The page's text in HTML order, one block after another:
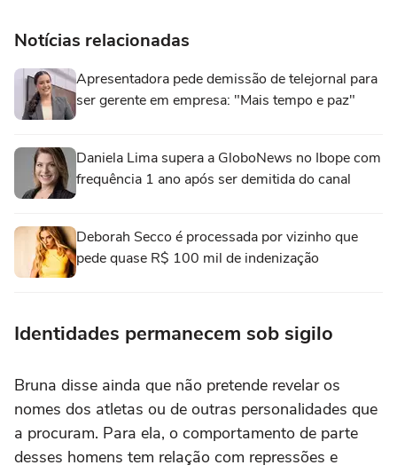
Notícias relacionadas
Apresentadora pede demissão de telejornal para
ser gerente em empresa: "Mais tempo e paz"
Daniela Lima supera a GloboNews no Ibope com
frequência 1 ano após ser demitida do canal
Deborah Secco é processada por vizinho que
pede quase R$ 100 mil de indenização
Identidades permanecem sob sigilo
Bruna disse ainda que não pretende revelar os
nomes dos atletas ou de outras personalidades que
a procuram. Para ela, o comportamento de parte
desses homens tem relação com repressões e